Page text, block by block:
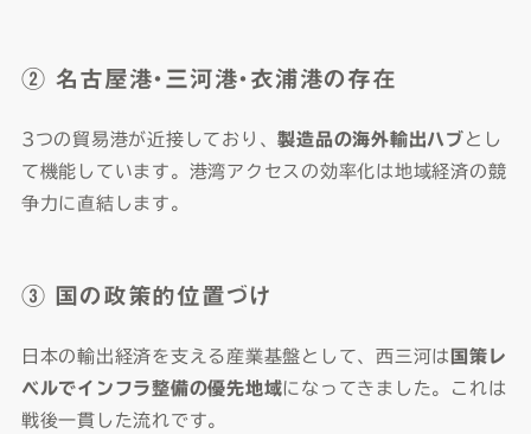
② 名古屋港・三河港・衣浦港の存在
3つの貿易港が近接しており、製造品の海外輸出ハブ とし
て機能しています。港湾アクセスの効率化は地域経済の競
争力に直結します。
③ 国の政策的位置づけ
日本の輸出経済を支える産業基盤として、西三河は 国策レ
ベルでインフラ整備の優先地域になってきました。これは
戦後一貫した流れです。